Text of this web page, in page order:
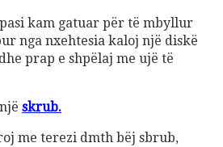
kam gatuar për të mbyllur
nga nxehtesia kaloj një diskë
prap e shpëlaj me ujë të
skrub.
me terezi dmth bëj sbrub,